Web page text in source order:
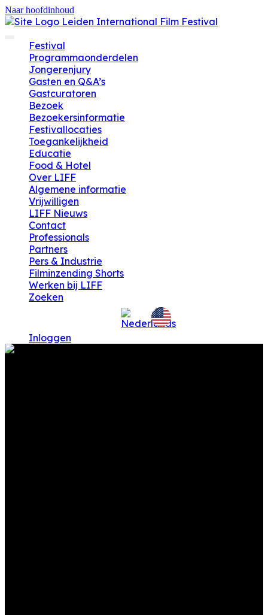
Naar hoofdinhoud
Festival
Programmaonderdelen
Jongerenjury
Gasten en Q&A’s
Gastcuratoren
Bezoek
Bezoekersinformatie
Festivallocaties
Toegankelijkheid
Educatie
Food & Hotel
Over LIFF
Algemene informatie
Vrijwilligen
LIFF Nieuws
Contact
Professionals
Partners
Pers & Industrie
Filminzending Shorts
Werken bij LIFF
Zoeken
Inloggen